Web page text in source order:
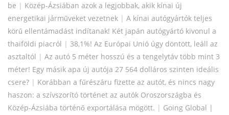
be | Közép-Ázsiában azok a legjobbak, akik kínai új
energetikai járműveket vezetnek | A kínai autógyártók teljes
körű ellentámadást indítanak! Két japán autógyártó kivonul a
thaiföldi piacról | 38,1%! Az Európai Unió úgy döntött, leáll az
asztaltól | Az autó 5 méter hosszú és a tengelytáv több mint 3
méter! Egy másik apa új autója 27 564 dolláros szinten ideális
csere? | Korábban a fűrészáru fizette az autót, és nincs nagy
haszon: a szívszorító történet az autók Oroszországba és
Közép-Ázsiába történő exportálása mögött. | Going Global |